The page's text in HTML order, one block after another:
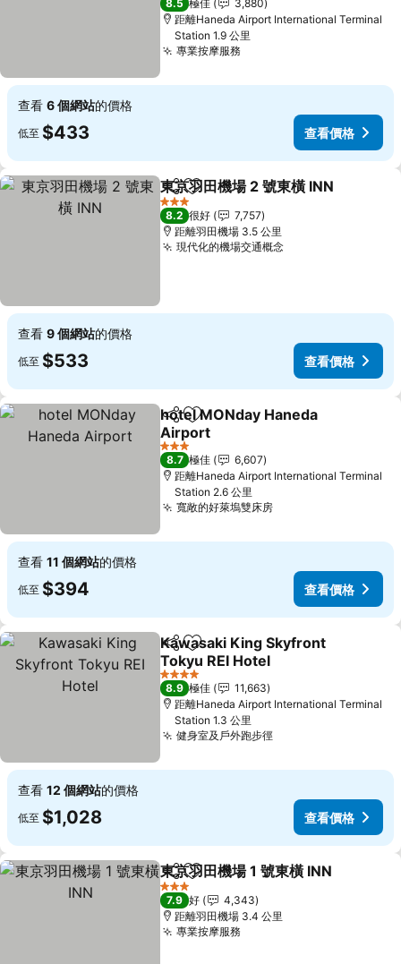
8.5 極佳
3,880
距離Haneda Airport International Terminal
Station 1.9 公里
專業按摩服務
查看 6 個網站的價格
低至 $433 查看價格
分享 放到收藏夾
東京羽田機場 2 號東橫 INN
3 星級
8.2 很好
7,757
距離羽田機場 3.5 公里
現代化的機場交通概念
查看 9 個網站的價格
低至 $533 查看價格
分享 放到收藏夾
hotel MONday Haneda
Airport
3 星級
8.7 極佳
6,607
距離Haneda Airport International Terminal
Station 2.6 公里
寬敞的好萊塢雙床房
查看 11 個網站的價格
低至 $394 查看價格
分享 放到收藏夾
Kawasaki King Skyfront
Tokyu REI Hotel
4 星級
8.9 極佳
11,663
距離Haneda Airport International Terminal
Station 1.3 公里
健身室及戶外跑步徑
查看 12 個網站的價格
低至 $1,028 查看價格
分享 放到收藏夾
東京羽田機場 1 號東橫 INN
3 星級
7.9 好
4,343
距離羽田機場 3.4 公里
專業按摩服務